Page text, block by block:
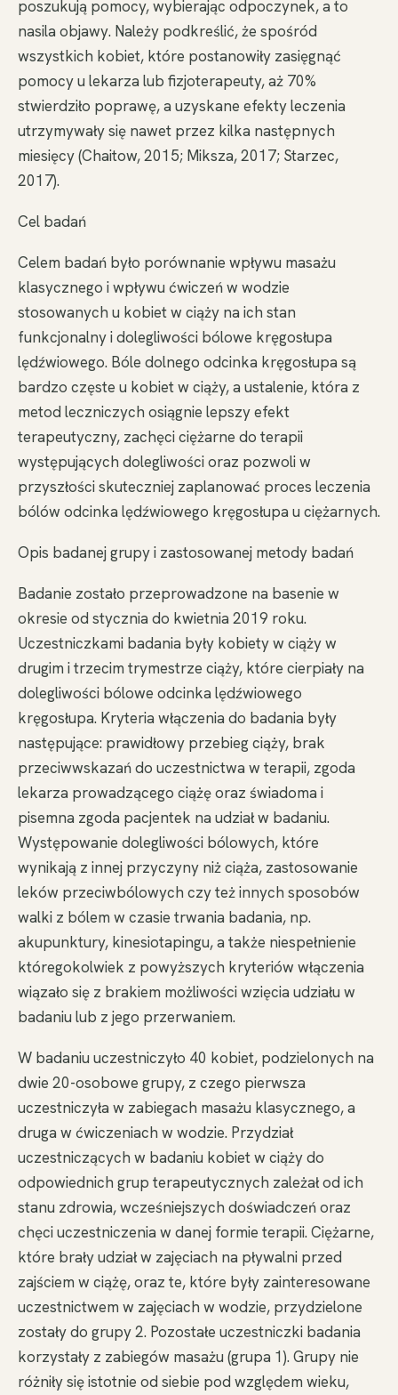
poszukują pomocy, wybierając odpoczynek, a to
nasila objawy. Należy podkreślić, że spośród
wszystkich kobiet, które postanowiły zasięgnąć
pomocy u lekarza lub fizjoterapeuty, aż 70%
stwierdziło poprawę, a uzyskane efekty leczenia
utrzymywały się nawet przez kilka następnych
miesięcy (Chaitow, 2015; Miksza, 2017; Starzec,
2017).
Cel badań
Celem badań było porównanie wpływu masażu
klasycznego i wpływu ćwiczeń w wodzie
stosowanych u kobiet w ciąży na ich stan
funkcjonalny i dolegliwości bólowe kręgosłupa
lędźwiowego. Bóle dolnego odcinka kręgosłupa są
bardzo częste u kobiet w ciąży, a ustalenie, która z
metod leczniczych osiągnie lepszy efekt
terapeutyczny, zachęci ciężarne do terapii
występujących dolegliwości oraz pozwoli w
przyszłości skuteczniej zaplanować proces leczenia
bólów odcinka lędźwiowego kręgosłupa u ciężarnych.
Opis badanej grupy i zastosowanej metody badań
Badanie zostało przeprowadzone na basenie w
okresie od stycznia do kwietnia 2019 roku.
Uczestniczkami badania były kobiety w ciąży w
drugim i trzecim trymestrze ciąży, które cierpiały na
dolegliwości bólowe odcinka lędźwiowego
kręgosłupa. Kryteria włączenia do badania były
następujące: prawidłowy przebieg ciąży, brak
przeciwwskazań do uczestnictwa w terapii, zgoda
lekarza prowadzącego ciążę oraz świadoma i
pisemna zgoda pacjentek na udział w badaniu.
Występowanie dolegliwości bólowych, które
wynikają z innej przyczyny niż ciąża, zastosowanie
leków przeciwbólowych czy też innych sposobów
walki z bólem w czasie trwania badania, np.
akupunktury, kinesiotapingu, a także niespełnienie
któregokolwiek z powyższych kryteriów włączenia
wiązało się z brakiem możliwości wzięcia udziału w
badaniu lub z jego przerwaniem.
W badaniu uczestniczyło 40 kobiet, podzielonych na
dwie 20-osobowe grupy, z czego pierwsza
uczestniczyła w zabiegach masażu klasycznego, a
druga w ćwiczeniach w wodzie. Przydział
uczestniczących w badaniu kobiet w ciąży do
odpowiednich grup terapeutycznych zależał od ich
stanu zdrowia, wcześniejszych doświadczeń oraz
chęci uczestniczenia w danej formie terapii. Ciężarne,
które brały udział w zajęciach na pływalni przed
zajściem w ciążę, oraz te, które były zainteresowane
uczestnictwem w zajęciach w wodzie, przydzielone
zostały do grupy 2. Pozostałe uczestniczki badania
korzystały z zabiegów masażu (grupa 1). Grupy nie
różniły się istotnie od siebie pod względem wieku,